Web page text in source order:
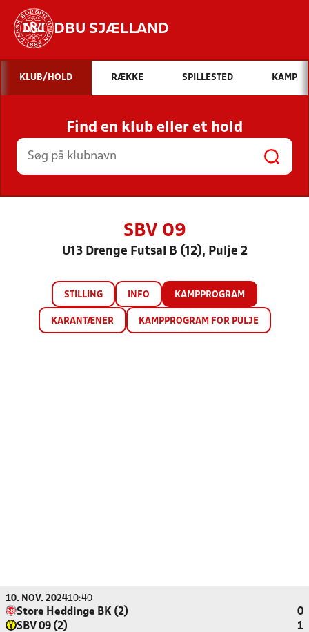
DBU SJÆLLAND
Hvad vil du søge efter?
INDHOLD OG NYHEDER
STILLINGER, RESULTATER, KLUBBER OG
HOLD
KLUB/HOLD RÆKKE SPILLESTED KAMP
Find en klub eller et hold
SBV 09
U13 Drenge Futsal B (12), Pulje 2
STILLING INFO KAMPPROGRAM
KARANTÆNER KAMPPROGRAM FOR PULJE
10. NOV. 202410:40
Store Heddinge BK (2)
0
SBV 09 (2)
1